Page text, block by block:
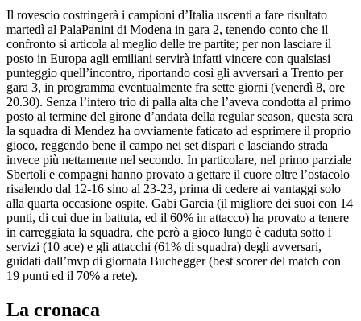
Il rovescio costringerà i campioni d’Italia uscenti a fare risultato
martedì al PalaPanini di Modena in gara 2, tenendo conto che il
confronto si articola al meglio delle tre partite; per non lasciare il
posto in Europa agli emiliani servirà infatti vincere con qualsiasi
punteggio quell’incontro, riportando così gli avversari a Trento per
gara 3, in programma eventualmente fra sette giorni (venerdì 8, ore
20.30). Senza l’intero trio di palla alta che l’aveva condotta al primo
posto al termine del girone d’andata della regular season, questa sera
la squadra di Mendez ha ovviamente faticato ad esprimere il proprio
gioco, reggendo bene il campo nei set dispari e lasciando strada
invece più nettamente nel secondo. In particolare, nel primo parziale
Sbertoli e compagni hanno provato a gettare il cuore oltre l’ostacolo
risalendo dal 12-16 sino al 23-23, prima di cedere ai vantaggi solo
alla quarta occasione ospite. Gabi Garcia (il migliore dei suoi con 14
punti, di cui due in battuta, ed il 60% in attacco) ha provato a tenere
in carreggiata la squadra, che però a gioco lungo è caduta sotto i
servizi (10 ace) e gli attacchi (61% di squadra) degli avversari,
guidati dall’mvp di giornata Buchegger (best scorer del match con
19 punti ed il 70% a rete).
La cronaca